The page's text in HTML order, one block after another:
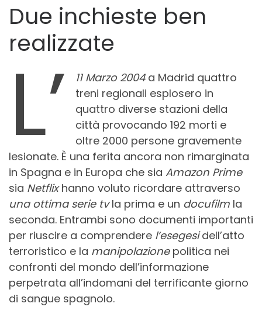
Due inchieste ben
realizzate
L’ 11 Marzo 2004a Madrid quattro
treni regionali esplosero in
quattro diverse stazioni della
città provocando 192 morti e
oltre 2000 persone gravemente
lesionate. È una ferita ancora non rimarginata
in Spagna e in Europa che sia Amazon Prime
sia Netflixhanno voluto ricordare attraverso
una ottima serie tvla prima e un docufilm la
seconda. Entrambi sono documenti importanti
per riuscire a comprendere l’esegesidell’atto
terroristico e la manipolazionepolitica nei
confronti del mondo dell’informazione
perpetrata all’indomani del terrificante giorno
di sangue spagnolo.